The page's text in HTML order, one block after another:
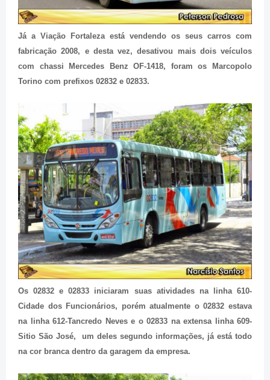
Já a Viação Fortaleza está vendendo os seus carros com
fabricação 2008, e desta vez, desativou mais dois veículos
com chassi Mercedes Benz OF-1418, foram os Marcopolo
Torino com prefixos 02832 e 02833.
Os 02832 e 02833 iniciaram suas atividades na linha 610-
Cidade dos Funcionários, porém atualmente o 02832 estava
na linha 612-Tancredo Neves e o 02833 na extensa linha 609-
Sitio São José, um deles segundo informações, já está todo
na cor branca dentro da garagem da empresa.